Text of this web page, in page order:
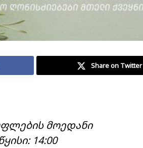
Share on Twitter
მოედანი
14:00